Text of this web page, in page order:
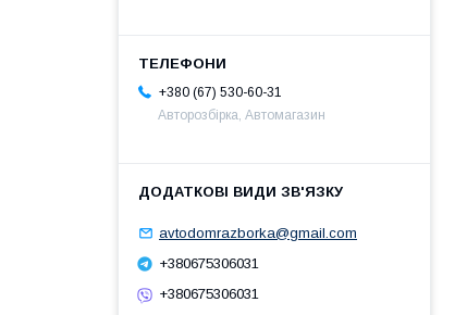
+380 (67) 530-60-31
Авторозбірка, Автомагазин
avtodomrazborka@gmail.com
+380675306031
+380675306031